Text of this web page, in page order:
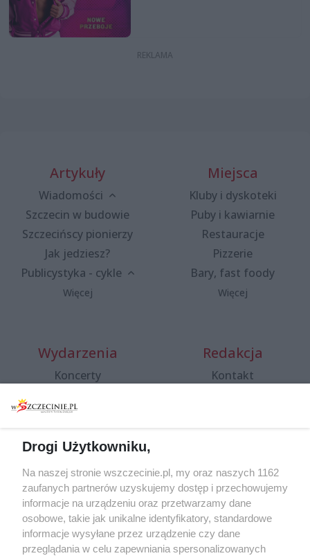
Artykuły
Wiadomości
Szczecin w budowie
Szczecińscy pionierzy
Jak jedziesz?
Publicystyka - cykle
Więcej
Miejsca
Kluby i dyskoteki
Puby i kawiarnie
Restauracje
Pizzerie
Bary, fast foody
Więcej
Wydarzenia
Koncerty
Spacery i oprowadzania
targi
Wernisaże
Więcej
Redakcja
Kontakt
Specjalny koncert z okazji
20. urodzin portalu
wSzczecinie.pl
Regulamin konkursów
śniadaniówka "Hej
Drogi Użytkowniku,
Na naszej stronie wszczecinie.pl, my oraz naszych 1162
zaufanych partnerów uzyskujemy dostęp i przechowujemy
informacje na urządzeniu oraz przetwarzamy dane
osobowe, takie jak unikalne identyfikatory, standardowe
informacje wysyłane przez urządzenie czy dane
przeglądania w celu zapewniania spersonalizowanych